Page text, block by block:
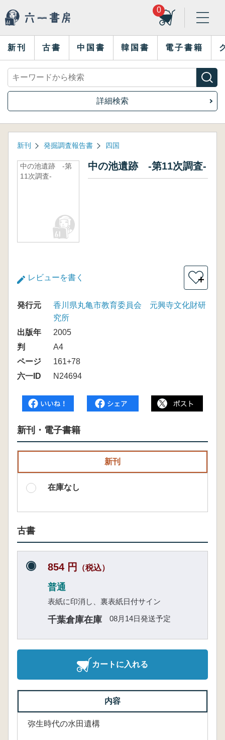
0
新刊 古書 中国書 韓国書 電子書籍
詳細検索
新刊 発掘調査報告書 四国
中の池遺跡 -第
11次調査-
中の池遺跡 -第11次調査-
レビューを書く ＋
発行元
香川県丸亀市教育委員会 元興寺文化財研
究所
出版年
2005
判
A4
ページ
161+78
六一ID
N24694
新刊・電子書籍
新刊
在庫なし
古書
854 円 （税込）
普通
表紙に印消し、裏表紙日付サイン
千葉倉庫在庫 08月14日発送予定
カートに入れる
内容
弥生時代の水田遺構